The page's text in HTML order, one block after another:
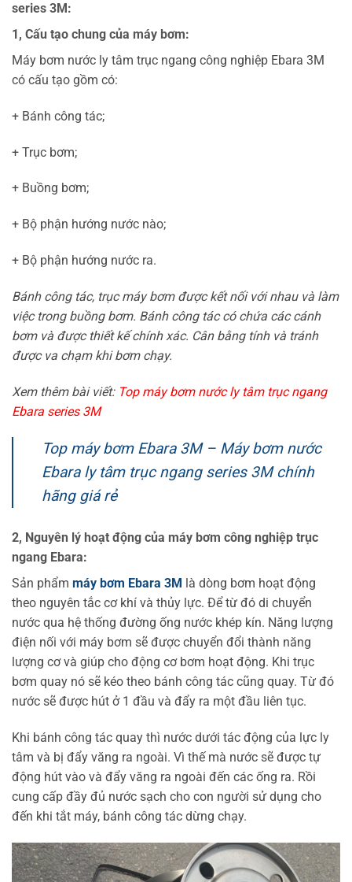
series 3M:
1, Cấu tạo chung của máy bơm:
Máy bơm nước ly tâm trục ngang công nghiệp Ebara 3M
có cấu tạo gồm có:
+ Bánh công tác;
+ Trục bơm;
+ Buồng bơm;
+ Bộ phận hướng nước nào;
+ Bộ phận hướng nước ra.
Bánh công tác, trục máy bơm được kết nối với nhau và làm
việc trong buồng bơm. Bánh công tác có chứa các cánh
bơm và được thiết kế chính xác. Cân bằng tính và tránh
được va chạm khi bơm chạy.
Xem thêm bài viết: Top máy bơm nước ly tâm trục ngang
Ebara series 3M
Top máy bơm Ebara 3M – Máy bơm nước
Ebara ly tâm trục ngang series 3M chính
hãng giá rẻ
2, Nguyên lý hoạt động của máy bơm công nghiệp trục
ngang Ebara:
Sản phẩm máy bơm Ebara 3M
là dòng bơm hoạt động
theo nguyên tắc cơ khí và thủy lực. Để từ đó di chuyển
nước qua hệ thống đường ống nước khép kín. Năng lượng
điện nối với máy bơm sẽ được chuyển đổi thành năng
lượng cơ và giúp cho động cơ bơm hoạt động. Khi trục
bơm quay nó sẽ kéo theo bánh công tác cũng quay. Từ đó
nước sẽ được hút ở 1 đầu và đẩy ra một đầu liên tục.
Khi bánh công tác quay thì nước dưới tác động của lực ly
tâm và bị đẩy văng ra ngoài. Vì thế mà nước sẽ được tự
động hút vào và đẩy văng ra ngoài đến các ống ra. Rồi
cung cấp đầy đủ nước sạch cho con người sử dụng cho
đến khi tắt máy, bánh công tác dừng chạy.